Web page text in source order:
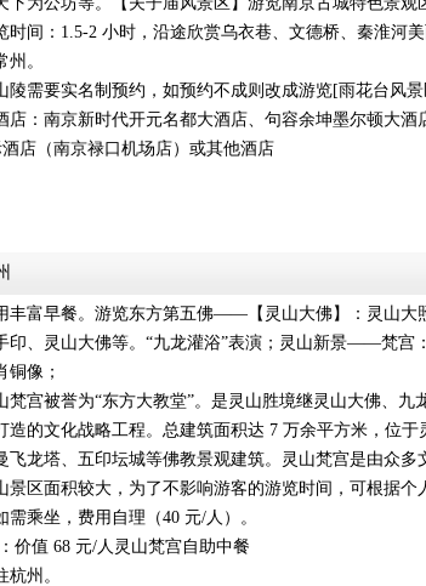
时间：1.5-2 小时，沿途欣赏乌衣巷、文德桥、秦淮河
。
陵需要实名制预约，如预约不成则改成游览[雨花台风景
店：南京新时代开元名都大酒店、句容余坤墨尔顿大
店（南京禄口机场店）或其他酒店
丰富早餐。游览东方第五佛——【灵山大佛】：灵山大
印、灵山大佛等。“九龙灌浴”表演；灵山新景——梵宫
铜像；
梵宫被誉为“东方大教堂”。是灵山胜境继灵山大佛、
造的文化战略工程。总建筑面积达 7 万余平方米，位
飞龙塔、五印坛城等佛教景观建筑。灵山梵宫是由众多
景区面积较大，为了不影响游客的游览时间，可根据
需乘坐，费用自理（40 元/人）。
价值 68 元/人灵山梵宫自助中餐
州。